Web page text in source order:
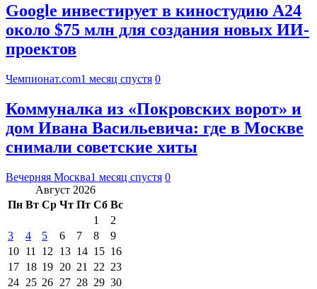
Google инвестирует в киностудию A24
около $75 млн для создания новых ИИ-
проектов
Чемпионат.com1 месяц спустя 0
Коммуналка из «Покровских ворот» и
дом Ивана Васильевича: где в Москве
снимали советские хиты
Вечерняя Москва1 месяц спустя 0
Август 2026
Пн Вт Ср Чт Пт Сб Вс
1
2
3
4 5 6 7 8
9
10 11 12 13 14 15 16
17 18 19 20 21 22 23
24 25 26 27 28 29 30